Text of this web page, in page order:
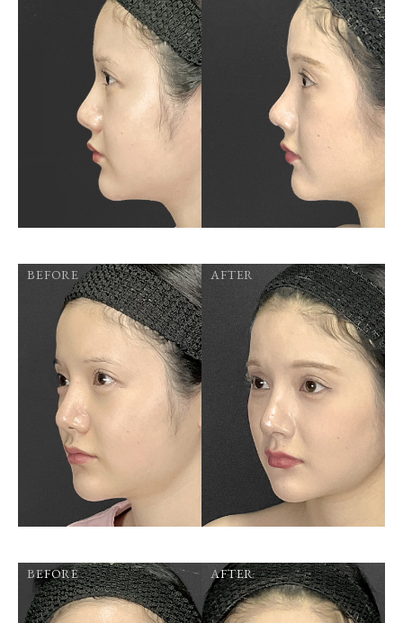
BEFORE AFTER
BEFORE AFTER